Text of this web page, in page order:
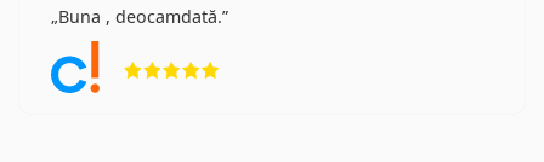
Buna , deocamdată.